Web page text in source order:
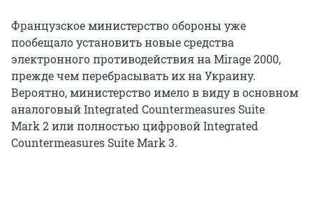
Французское министерство обороны уже
пообещало установить новые средства
электронного противодействия на Mirage 2000,
прежде чем перебрасывать их на Украину.
Вероятно, министерство имело в виду в основном
аналоговый Integrated Countermeasures Suite
Mark 2или полностью цифровой Integrated
Countermeasures SuiteMark 3.